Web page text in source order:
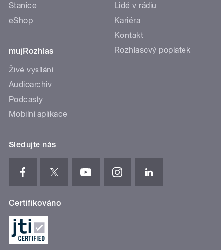
Stanice
eShop
mujRozhlas
Živé vysílání
Audioarchiv
Podcasty
Mobilní aplikace
Lidé v rádiu
Kariéra
Kontakt
Rozhlasový poplatek
Sledujte nás
Certifikováno